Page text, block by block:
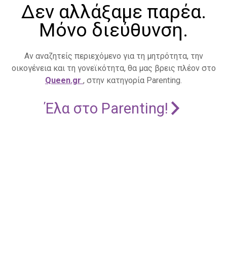
Δεν αλλάξαμε παρέα.
Μόνο διεύθυνση.
Αν αναζητείς περιεχόμενο για τη μητρότητα, την
οικογένεια και τη γονεϊκότητα, θα μας βρεις πλέον στο
Queen.gr , στην κατηγορία Parenting.
Έλα στο Parenting!